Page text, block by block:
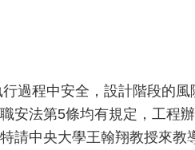
過程中安全，設計階段的風
安法第5條均有規定，工程
請中央大學王翰翔教授來教